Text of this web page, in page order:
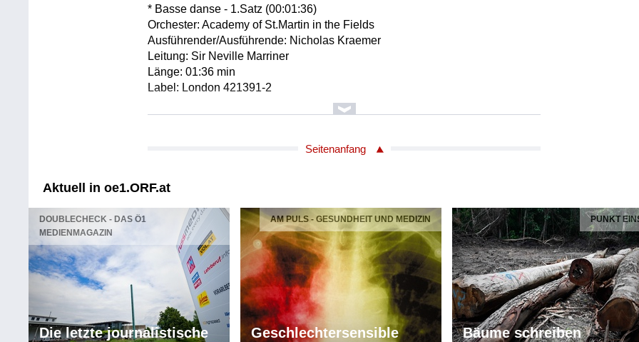
* Basse danse - 1.Satz (00:01:36)
Orchester: Academy of St.Martin in the Fields
Ausführender/Ausführende: Nicholas Kraemer
Leitung: Sir Neville Marriner
Länge: 01:36 min
Label: London 421391-2
Seitenanfang
Aktuell in oe1.ORF.at
DOUBLECHECK - DAS Ö1
MEDIENMAGAZIN
Die letzte journalistische
AM PULS - GESUNDHEIT UND MEDIZIN
Geschlechtersensible
PUNKT
Bäume schreiben